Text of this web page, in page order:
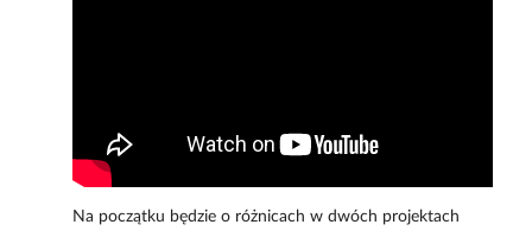
Na początku będzie o różnicach w dwóch projektach